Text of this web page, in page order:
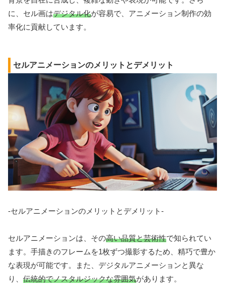
に、セル画はデジタル化が容易で、アニメーション制作の効
率化に貢献しています。
セルアニメーションのメリットとデメリット
-セルアニメーションのメリットとデメリット-
セルアニメーションは、その高い品質と芸術性で知られてい
ます。手描きのフレームを1枚ずつ撮影するため、精巧で豊か
な表現が可能です。また、デジタルアニメーションと異な
り、 伝統的でノスタルジックな雰囲気があります。